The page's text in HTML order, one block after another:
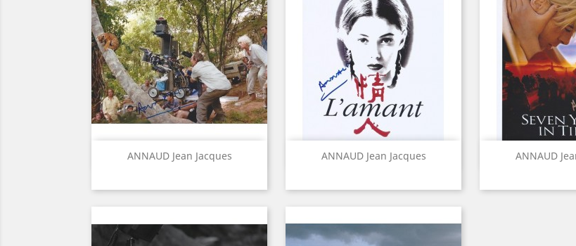
ANNAUD Jean Jacques
Aperçu rapide ANNAUD Jean Jacques
Aperçu rapide ANNAUD
